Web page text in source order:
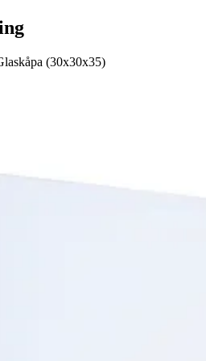
(30x30x35)